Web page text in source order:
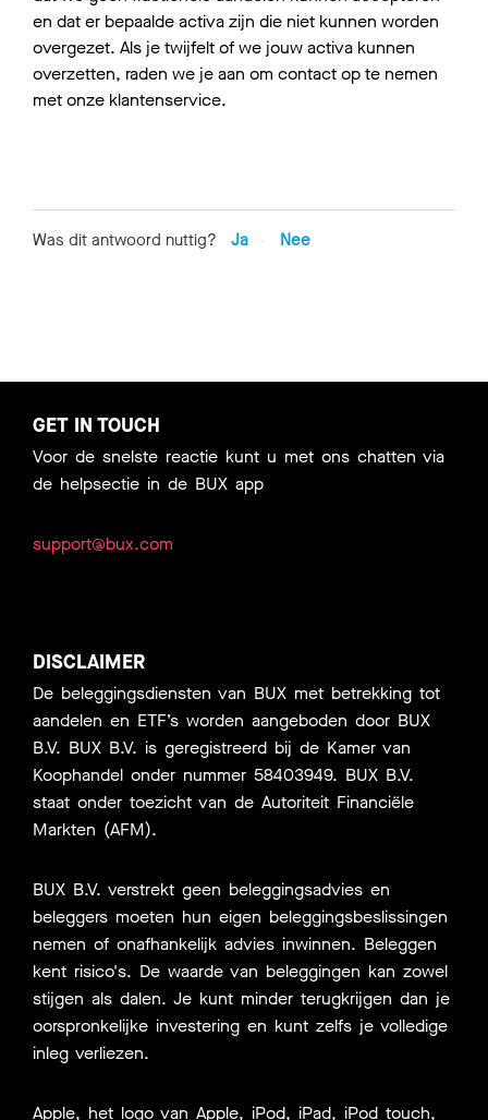
en dat er bepaalde activa zijn die niet kunnen worden
overgezet. Als je twijfelt of we jouw activa kunnen
overzetten, raden we je aan om contact op te nemen
met onze klantenservice.
Was dit antwoord nuttig? Ja Nee
GET IN TOUCH
Voor de snelste reactie kunt u met ons chatten via
de helpsectie in de BUX app
support@bux.com
DISCLAIMER
De beleggingsdiensten van BUX met betrekking tot
aandelen en ETF’s worden aangeboden door BUX
B.V. BUX B.V. is geregistreerd bij de Kamer van
Koophandel onder nummer 58403949. BUX B.V.
staat onder toezicht van de Autoriteit Financiële
Markten (AFM).
BUX B.V. verstrekt geen beleggingsadvies en
beleggers moeten hun eigen beleggingsbeslissingen
nemen of onafhankelijk advies inwinnen. Beleggen
kent risico's. De waarde van beleggingen kan zowel
stijgen als dalen. Je kunt minder terugkrijgen dan je
oorspronkelijke investering en kunt zelfs je volledige
inleg verliezen.
Apple, het logo van Apple, iPod, iPad, iPod touch,